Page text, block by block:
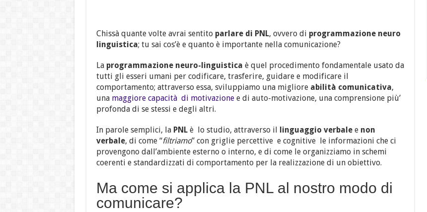
Chissà quante volte avrai sentito parlare di PNL, ovvero di programmazione neuro
linguistica; tu sai cos’è e quanto è importante nella comunicazione?
La programmazione neuro-linguistica è quel procedimento fondamentale usato da
tutti gli esseri umani per codificare, trasferire, guidare e modificare il
comportamento; attraverso essa, sviluppiamo una miglioreabilità comunicativa,
una maggiore capacità di motivazionee di auto-motivazione, una comprensione più’
profonda di se stessi e degli altri.
In parole semplici, la PNLè lo studio, attraverso il linguaggio verbalee non
verbale, di come “filtriamo” con griglie percettive e cognitive le informazioni che ci
provengono dall’ambiente esterno o interno, e di come le organizziamo in schemi
coerenti e standardizzati di comportamento per la realizzazione di un obiettivo.
Ma come si applica la PNL al nostro modo di
comunicare?